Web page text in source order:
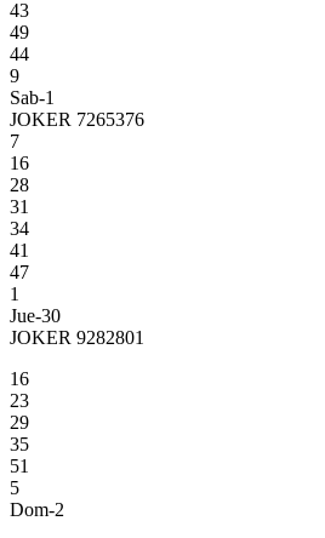
43
49
44
9
Sab-1
JOKER 7265376
7
16
28
31
34
41
47
1
Jue-30
JOKER 9282801
16
23
29
35
51
5
Dom-2